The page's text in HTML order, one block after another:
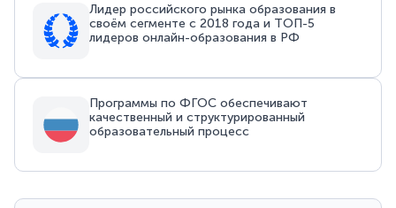
Лидер российского рынка образования в
своём сегменте с 2018 года и ТОП-5
лидеров онлайн-образования в РФ
Программы по ФГОС обеспечивают
качественный и структурированный
образовательный процесс